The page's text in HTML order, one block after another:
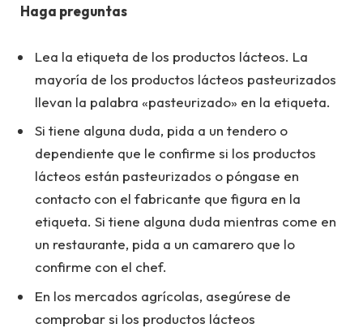
Haga preguntas
Lea la etiqueta de los productos lácteos. La
mayoría de los productos lácteos pasteurizados
llevan la palabra «pasteurizado» en la etiqueta.
Si tiene alguna duda, pida a un tendero o
dependiente que le confirme si los productos
lácteos están pasteurizados o póngase en
contacto con el fabricante que figura en la
etiqueta. Si tiene alguna duda mientras come en
un restaurante, pida a un camarero que lo
confirme con el chef.
En los mercados agrícolas, asegúrese de
comprobar si los productos lácteos